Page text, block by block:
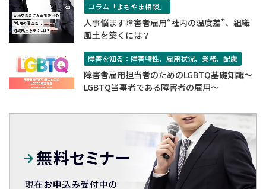
コラム「よもやま相談」
人事悩ます障害者雇用“社内の温度差”、組織
風土を築くには？
障害を知る：障害特性、雇用状況、業務、配慮
障害者雇用担当者のためのLGBTQ基礎知識～
LGBTQ当事者である障害者の雇用～